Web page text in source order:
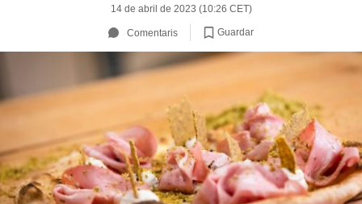
14 de abril de 2023 (10:26 CET)
Comentaris Guardar